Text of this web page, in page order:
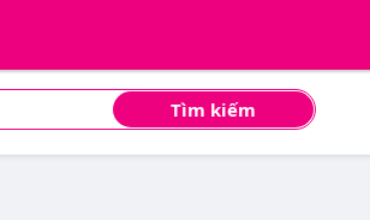
Tìm kiếm